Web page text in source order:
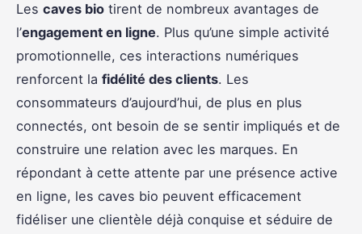
Les caves bio tirent de nombreux avantages de
l’engagement en ligne. Plus qu’une simple activité
promotionnelle, ces interactions numériques
renforcent la fidélité des clients. Les
consommateurs d’aujourd’hui, de plus en plus
connectés, ont besoin de se sentir impliqués et de
construire une relation avec les marques. En
répondant à cette attente par une présence active
en ligne, les caves bio peuvent efficacement
fidéliser une clientèle déjà conquise et séduire de